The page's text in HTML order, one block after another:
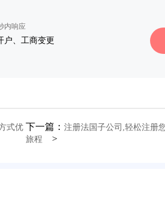
内响应
户、工商变更
式优 下一篇：注册法国子公司,轻松注册
旅程
>